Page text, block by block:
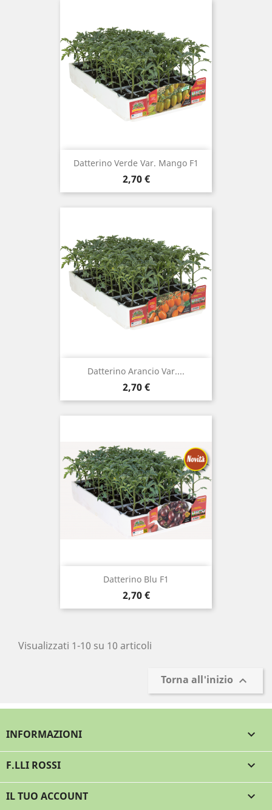
Datterino Verde Var. Mango F1
Prezzo
2,70 €
Datterino Arancio Var....
Prezzo
2,70 €
Datterino Blu F1
Prezzo
2,70 €
Visualizzati 1-10 su 10 articoli
Torna all'inizio 
INFORMAZIONI 
F.LLI ROSSI 
IL TUO ACCOUNT 